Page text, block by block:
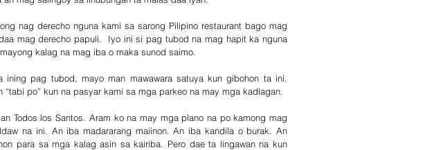
nag derecho nguna kami sa sarong Pilipino restaurant bago mag
mag derecho papuli.  Iyo ini si pag tubod na mag hapit ka nguna
kalag na mag iba o maka sunod saimo.
pag tubod, mayo man mawawara satuya kun gibohon ta ini.
“tabi po” kun na pasyar kami sa mga parkeo na may mga kadlagan.
Todos los Santos. Aram ko na may mga plano na po kamong mag
na ini. An iba madararang maiinon. An iba kandila o burak. An
para sa mga kalag asin sa kairiba. Pero dae ta lingawan na kun